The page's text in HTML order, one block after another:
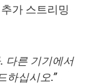
가 스트리밍
다른 기기에서
하십시오.”